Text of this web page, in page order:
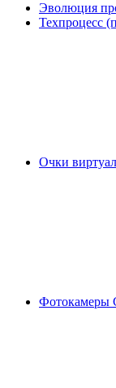
Эволюция
Техпроцесс
Очки
Фотокамеры